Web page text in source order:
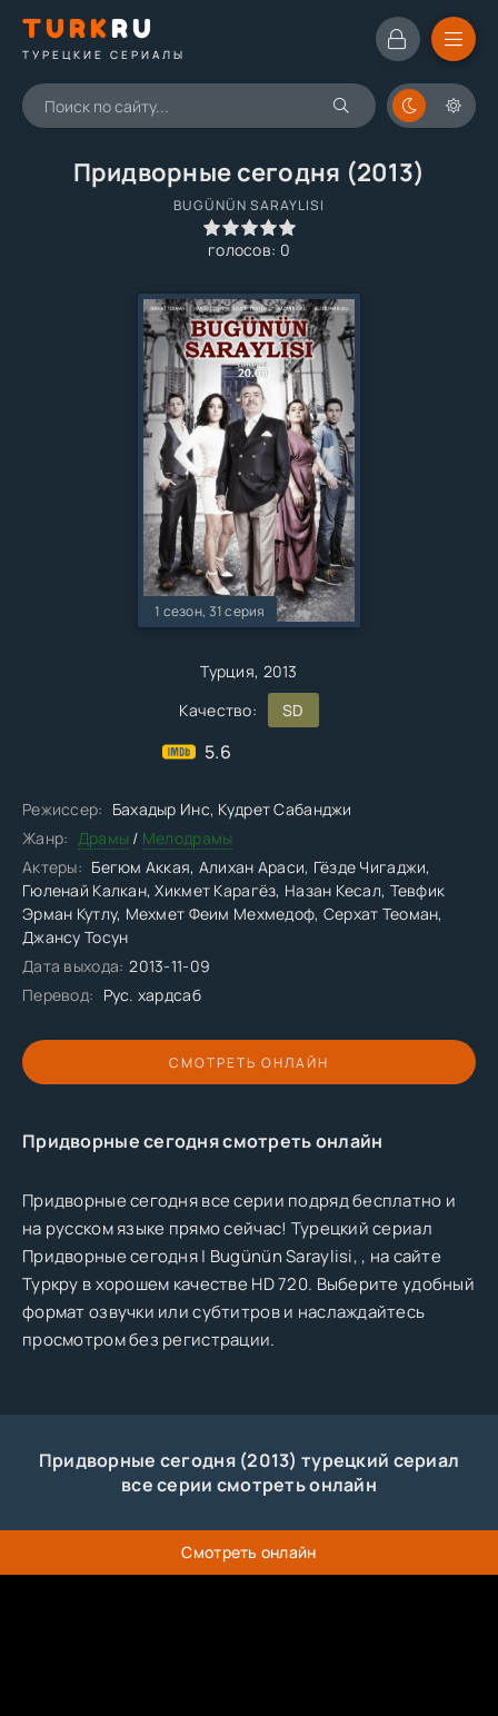
TURKRU
ТУРЕЦКИЕ СЕРИАЛЫ
Придворные сегодня (2013)
BUGÜNÜN SARAYLISI
4 5
голосов: 0
Турция, 2013
Качество:
SD
5.6
1 сезон, 31 серия
СМОТРЕТЬ ОНЛАЙН
Режиссер: Бахадыр Инс, Кудрет Сабанджи
Жанр: Драмы / Мелодрамы
Актеры: Бегюм Аккая, Алихан Араси, Гёзде Чигаджи,
Гюленай Калкан, Хикмет Карагёз, Назан Кесал, Тевфик
Эрман Кутлу, Мехмет Феим Мехмедоф, Серхат Теоман,
Джансу Тосун
Дата выхода: 2013-11-09
Перевод: Рус. хардсаб
Придворные сегодня смотреть онлайн
Придворные сегодня все серии подряд бесплатно и
на русском языке прямо сейчас! Турецкий сериал
Придворные сегодня | Bugünün Saraylisi, , на сайте
Туркру в хорошем качестве HD 720. Выберите удобный
формат озвучки или субтитров и наслаждайтесь
просмотром без регистрации.
Придворные сегодня (2013) турецкий сериал
все серии смотреть онлайн
Смотреть онлайн